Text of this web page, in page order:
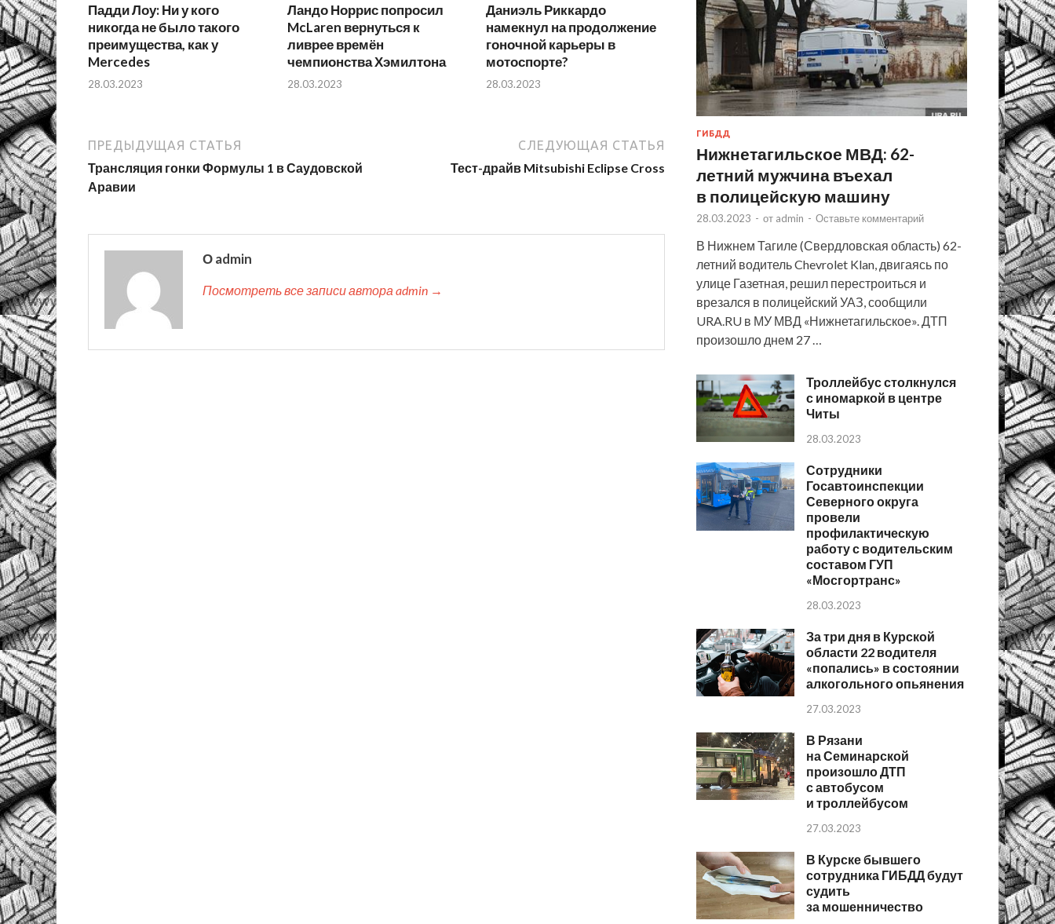
Падди Лоу: Ни у кого
никогда не было такого
преимущества, как у
Mercedes
28.03.2023
Ландо Норрис попросил
McLaren вернуться к
ливрее времён
чемпионства Хэмилтона
28.03.2023
Даниэль Риккардо
намекнул на продолжение
гоночной карьеры в
мотоспорте?
28.03.2023
ПРЕДЫДУЩАЯ СТАТЬЯ
Трансляция гонки Формулы 1 в Саудовской
Аравии
СЛЕДУЮЩАЯ СТАТЬЯ
Тест-драйв Mitsubishi Eclipse Cross
О admin
Посмотреть все записи автора admin →
ГИБДД
Нижнетагильское МВД: 62-
летний мужчина въехал
в полицейскую машину
28.03.2023 - от admin - Оставьте комментарий
В Нижнем Тагиле (Свердловская область) 62-
летний водитель Chevrolet Klan, двигаясь по
улице Газетная, решил перестроиться и
врезался в полицейский УАЗ, сообщили
URA.RU в МУ МВД «Нижнетагильское». ДТП
произошло днем 27 …
Троллейбус столкнулся
с иномаркой в центре
Читы
28.03.2023
Сотрудники
Госавтоинспекции
Северного округа
провели
профилактическую
работу с водительским
составом ГУП
«Мосгортранс»
28.03.2023
За три дня в Курской
области 22 водителя
«попались» в состоянии
алкогольного опьянения
27.03.2023
В Рязани
на Семинарской
произошло ДТП
с автобусом
и троллейбусом
27.03.2023
В Курске бывшего
сотрудника ГИБДД будут
судить
за мошенничество